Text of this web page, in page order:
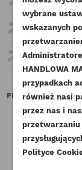
DODAJ
NAZWA
Musisz być
swojej liście
PERKINS
YH
Indeks
Dostępny
166,05 zł
wybrane
wskazanych
HANDLOWA
przypadkach
również nasi
przez nas i
przetwarzaniu
Polityce